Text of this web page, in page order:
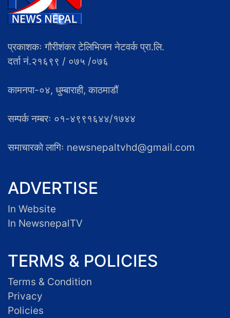
प्रकाशकः गौरीशंकर टेलिभिजन नेटवर्क प्रा.लि.
दर्ता नं.२१६९९ / ०७५ /०७६
कामनपा-०४, धुम्बाराही, काठमाडौं
सम्पर्क नम्बरः ०१-४९९१६४४/१७४४
समाचारकाे लागिः newsnepaltvhd@gmail.com
ADVERTISE
In Website
In NewsnepalTV
TERMS & POLICIES
Terms & Condition
Privacy
Policies